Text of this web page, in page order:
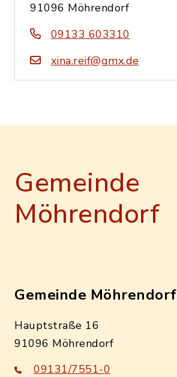
91096 Möhrendorf
09133 603310
xina.reif@gmx.de
Gemeinde
Möhrendorf
Gemeinde Möhrendorf
Hauptstraße 16
91096 Möhrendorf
09131/7551-0